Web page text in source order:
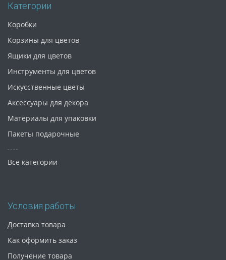
Категории
Коробки
Корзины для цветов
Ящики для цветов
Инструменты для цветов
Искусственные цветы
Аксессуары для декора
Материалы для упаковки
Пакеты подарочные
Все категории
Условия работы
Доставка товара
Как оформить заказ
Получение товара